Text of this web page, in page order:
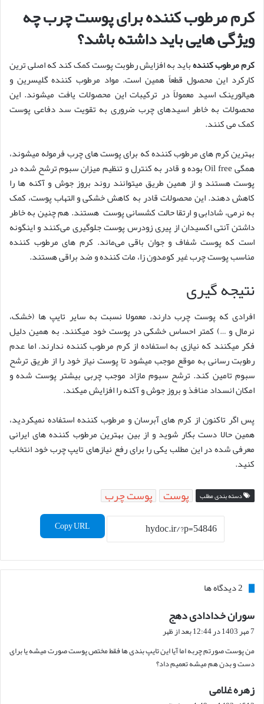
کرم مرطوب کننده برای پوست چرب چه
ویژگی هایی باید داشته باشد؟
کرم مرطوب کنندهباید به افزایش رطوبت پوست کمک کند که اصلی ترین
کارکرد این محصول قطعاً همین است. مواد مرطوب کننده گلیسرین و
هیالورینک اسید معمولاً در ترکیبات این محصولات یافت میشوند. این
محصولات به خاطر اسیدهای چرب ضروری به تقویت سد دفاعی پوست
کمک می کنند.
بهترین کرم های مرطوب کننده که برای پوست های چرب فرموله میشوند،
همگی Oil free بوده و قادر به کنترل و تنظیم میزان سبوم ترشح شده در
پوست هستند و از همین طریق میتوانند روند بروز جوش و آکنه ها را
کاهش دهند. این محصولات قادر به کاهش خشکی و التهاب پوست، کمک
به نرمی، شادابی و ارتقا حالت کشسانی پوست هستند. هم چنین به خاطر
داشتن آنتی اکسیدان از پیری زودرس پوست جلوگیری می‌کنند و اینگونه
است که پوست شفاف و جوان باقی می‌ماند. کرم های مرطوب کننده
مناسب پوست چرب غیر کومدون زا، مات کننده و ضد براقی هستند.
نتیجه گیری
افرادی که پوست چرب دارند، معمولا نسبت به سایر تایپ ها (خشک،
نرمال و …) کمتر احساس خشکی در پوست خود میکنند. به همین دلیل
فکر میکنند که نیازی به استفاده از کرم مرطوب کننده ندارند. اما عدم
رطوبت رسانی به موقع موجب میشود تا پوست نیاز خود را از طریق ترشح
سبوم تامین کند. ترشح سبوم مازاد موجب چربی بیشتر پوست شده و
امکان انسداد منافذ و بروز جوش و آکنه را افزایش میکند.
پس اگر تاکنون از کرم های آبرسان و مرطوب کننده استفاده نمیکردید،
همین حالا دست بکار شوید و از بین بهترین مرطوب کننده های ایرانی
معرفی شده در این مطلب یکی را برای رفع نیازهای تایپ چرب خود انتخاب
کنید.
دسته بندی مطلب پوست پوست چرب
Copy URL
‫2 دیدگاه ها
سوران خدادادی دهج
ت
:
7 مهر 1403 در 12:44 بعد از ظهر
من پوست صورتم چربه اما آیا این تایپ بندی ها فقط مختص پوست صورت میشه یا برای
دست و بدن هم میشه تعمیم داد؟
زهره غلامیف